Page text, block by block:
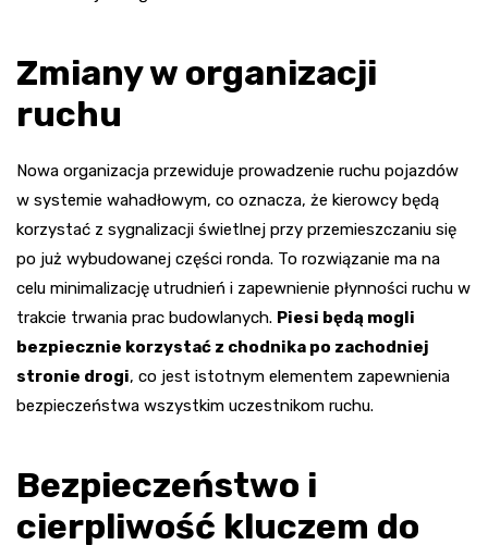
Zmiany w organizacji
ruchu
Nowa organizacja przewiduje prowadzenie ruchu pojazdów
w systemie wahadłowym, co oznacza, że kierowcy będą
korzystać z sygnalizacji świetlnej przy przemieszczaniu się
po już wybudowanej części ronda. To rozwiązanie ma na
celu minimalizację utrudnień i zapewnienie płynności ruchu w
trakcie trwania prac budowlanych. Piesi będą mogli
bezpiecznie korzystać z chodnika po zachodniej
stronie drogi, co jest istotnym elementem zapewnienia
bezpieczeństwa wszystkim uczestnikom ruchu.
Bezpieczeństwo i
cierpliwość kluczem do